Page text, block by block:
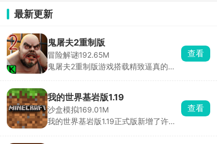
最新更新
鬼屠夫2重制版
冒险解谜192.65M
鬼屠夫2重制版游戏搭载精致逼真的全
主角木守，肩负一项危险重重的秘密任
务，必须在昏暗压抑的场景中，时刻保
持警惕，小心翼翼地躲避鬼屠夫的疯狂
追捕与致命袭击，同时在错综复杂的环
查看
我的世界基岩版1.19
沙盒模拟169.01M
我的世界基岩版1.19正式版新增了许多
查看